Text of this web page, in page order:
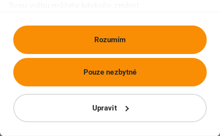
Rozumím
Upravit
Pouze nezbytné